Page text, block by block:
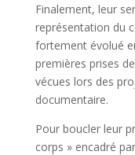
Finalement, leur
représentation du
fortement évolué
premières prises
vécues lors des
documentaire.
Pour boucler leur
corps » encadré